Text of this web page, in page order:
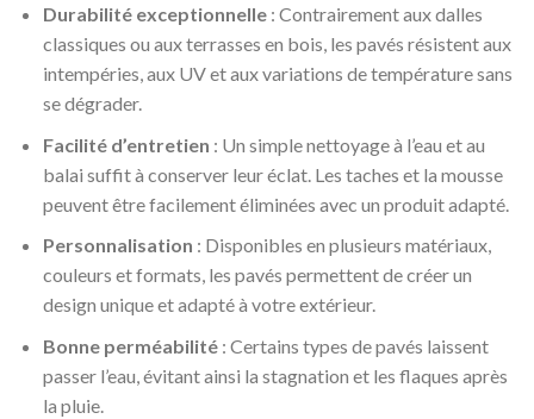
Durabilité exceptionnelle: Contrairement aux dalles
classiques ou aux terrasses en bois, les pavés résistent aux
intempéries, aux UV et aux variations de température sans
se dégrader.
Facilité d’entretien : Un simple nettoyage à l’eau et au
balai suffit à conserver leur éclat. Les taches et la mousse
peuvent être facilement éliminées avec un produit adapté.
Personnalisation : Disponibles en plusieurs matériaux,
couleurs et formats, les pavés permettent de créer un
design unique et adapté à votre extérieur.
Bonne perméabilité: Certains types de pavés laissent
passer l’eau, évitant ainsi la stagnation et les flaques après
la pluie.